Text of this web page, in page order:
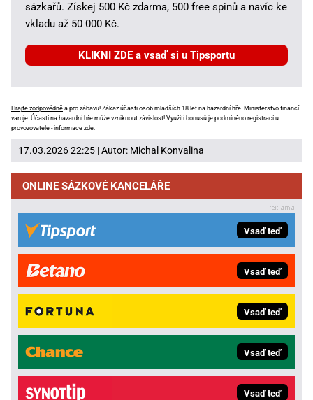
sázkařů. Získej 500 Kč zdarma, 500 free spinů a navíc ke
vkladu až 50 000 Kč.
KLIKNI ZDE a vsaď si u Tipsportu
Hrajte zodpovědně a pro zábavu! Zákaz účasti osob mladších 18 let na hazardní hře. Ministerstvo financí
varuje: Účastí na hazardní hře může vzniknout závislost! Využití bonusů je podmíněno registrací u
provozovatele -informace zde.
17.03.2026 22:25 | Autor: Michal Konvalina
ONLINE SÁZKOVÉ KANCELÁŘE
Vsaď teď
Vsaď teď
Vsaď teď
Vsaď teď
Vsaď teď